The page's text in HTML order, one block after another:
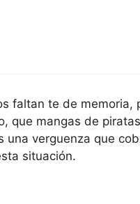
faltan te de
que mangas de
una verguenza que
situación.